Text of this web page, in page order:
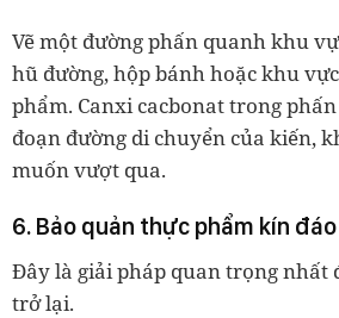
Vẽ một đường phấn quanh khu
hũ đường, hộp bánh hoặc khu
phẩm. Canxi cacbonat trong
đoạn đường di chuyển của kiến,
muốn vượt qua.
6. Bảo quản thực phẩm kín đáo
Đây là giải pháp quan trọng nhất
trở lại.